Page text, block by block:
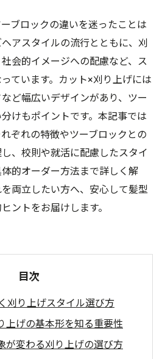
ブロックの違いを迷ったことは
アスタイルの流行とともに、刈
会的イメージへの配慮など、ス
ています。カット×刈り上げには
ど幅広いデザインがあり、ツー
けもポイントです。本記事では
ぞれの特徴やツーブロックとの
、校則や就活に配慮したスタイ
的オーダー方法まで詳しく解
両立したい方へ、安心して髪型
ントをお届けします。
目次
刈り上げスタイル選び方
上げの基本形を知る重要性
が変わる刈り上げの選び方